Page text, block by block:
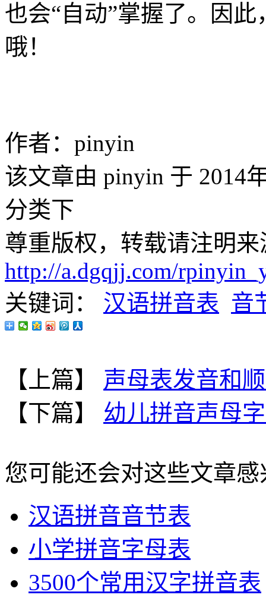
也会“自动”掌握了。因
哦！
作者：pinyin
该文章由 pinyin 于 2014
分类下
尊重版权，转载请注明来
http://a.dgqjj.com/
关键词： 汉语拼音表 音
【上篇】 声母表发音和
【下篇】 幼儿拼音声母
您可能还会对这些文章感
汉语拼音音节表
小学拼音字母表
3500个常用汉字拼音表